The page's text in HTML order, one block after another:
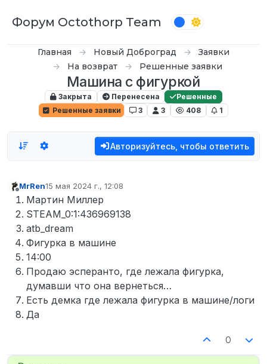
Форум Octothorp Team
Главная Новый Доброград
Заявки
На возврат
Решенные заявки
Машина с фигуркой
Закрыта Перенесена
Решенные
Решенные заявки
3 3 408 1
Авторизуйтесь, чтобы ответить
Не в сети
MrRen15 мая 2024 г., 12:08
отредактировано
Мартин Миллер
STEAM_0:1:436969138
atb_dream
Фигурка в машине
14:00
Продаю эсперанто, где лежала фигурка,
думавши что она вернеться…
Есть демка где лежала фигурка в машине/логи
Да
0